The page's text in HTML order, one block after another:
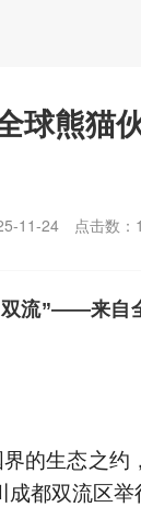
熊猫
11-24 点击数：
流”——来自
的生态之约
都双流区举